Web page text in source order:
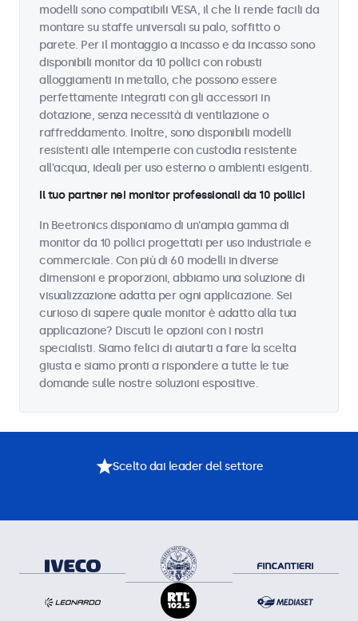
modelli sono compatibili VESA, il che li rende facili da
montare su staffe universali su palo, soffitto o
parete. Per il montaggio a incasso e da incasso sono
disponibili monitor da 10 pollici con robusti
alloggiamenti in metallo, che possono essere
perfettamente integrati con gli accessori in
dotazione, senza necessità di ventilazione o
raffreddamento. Inoltre, sono disponibili modelli
resistenti alle intemperie con custodia resistente
all'acqua, ideali per uso esterno o ambienti esigenti.
Il tuo partner nei monitor professionali da 10 pollici
In Beetronics disponiamo di un'ampia gamma di
monitor da 10 pollici progettati per uso industriale e
commerciale. Con più di 60 modelli in diverse
dimensioni e proporzioni, abbiamo una soluzione di
visualizzazione adatta per ogni applicazione. Sei
curioso di sapere quale monitor è adatto alla tua
applicazione? Discuti le opzioni con i nostri
specialisti. Siamo felici di aiutarti a fare la scelta
giusta e siamo pronti a rispondere a tutte le tue
domande sulle nostre soluzioni espositive.
Scelto dai leader del settore